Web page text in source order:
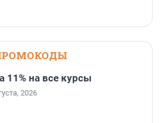
11% на все курсы
2026